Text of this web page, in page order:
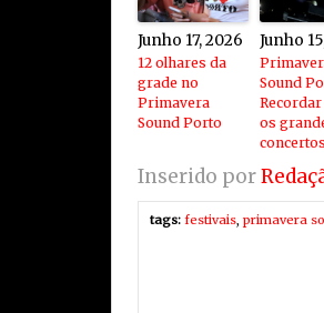
Junho 17, 2026
12 olhares da
grade no
Primavera
Sound Porto
Junho
Sound
os
concertos
Inserido por
tags: festivais, primavera